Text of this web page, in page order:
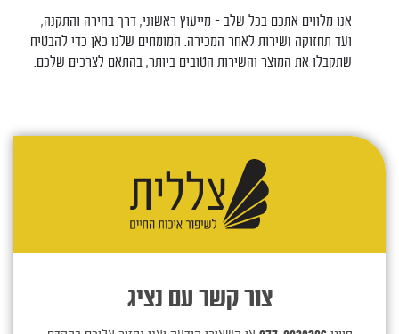
אנו מלווים אתכם בכל שלב – מייעוץ ראשוני, דרך בחירה והתקנה,
ועד תחזוקה ושירות לאחר המכירה. המומחים שלנו כאן כדי להבטיח
שתקבלו את המוצר והשירות הטובים ביותר, בהתאם לצרכים שלכם.
צור קשר עם נציג